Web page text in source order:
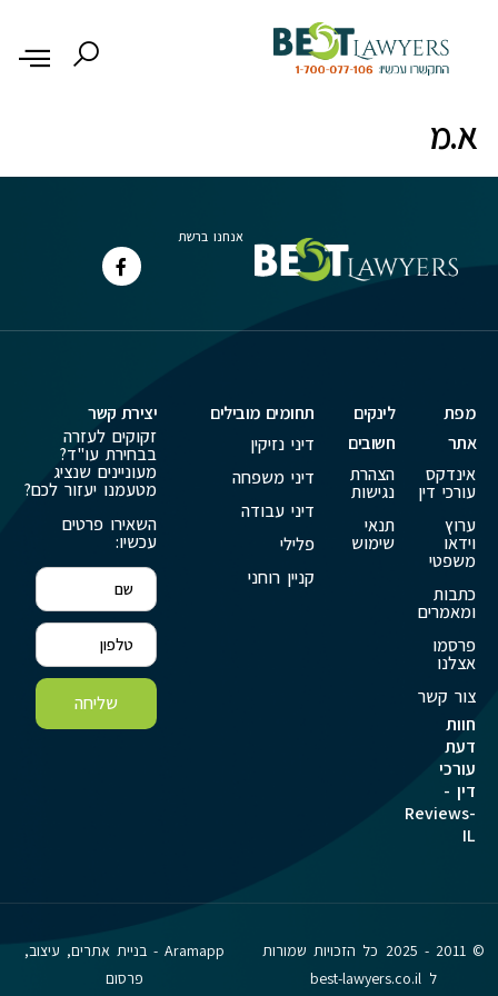
א.מ
אנחנו ברשת
מפת
אתר
אינדקס
עורכי דין
ערוץ
וידאו
משפטי
כתבות
ומאמרים
פרסמו
אצלנו
צור קשר
חוות
דעת
עורכי
דין -
Reviews-
IL
לינקים
חשובים
הצהרת
נגישות
תנאי
שימוש
תחומים מובילים
דיני נזיקין
דיני משפחה
דיני עבודה
פלילי
קניין רוחני
יצירת קשר
זקוקים לעזרה
בבחירת עו"ד?
מעוניינים שנציג
מטעמנו יעזור לכם?
השאירו פרטים
עכשיו:
שליחה
© 2011 - 2025 כל הזכויות שמורות
ל best-lawyers.co.il
Aramapp - בניית אתרים, עיצוב,
פרסום